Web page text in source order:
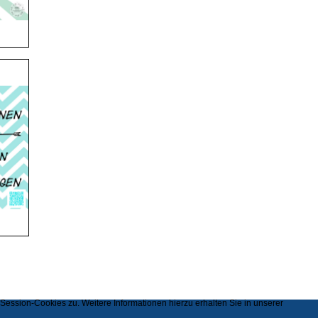
Cookies zu. Weitere Informationen hierzu erhalten Sie in unserer